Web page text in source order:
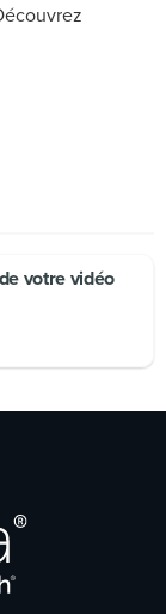
votre vidéo